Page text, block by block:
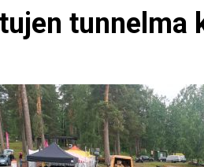
tunnelma